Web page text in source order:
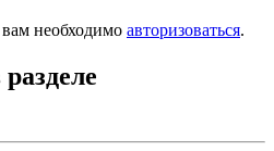
необходимо авторизоваться.